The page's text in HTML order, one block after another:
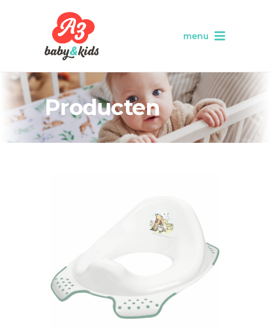
menu
Producten